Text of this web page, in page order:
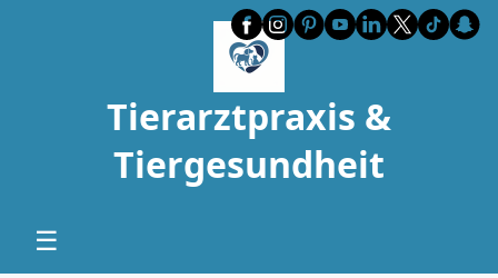
Tierarztpraxis &
Tiergesundheit
☰